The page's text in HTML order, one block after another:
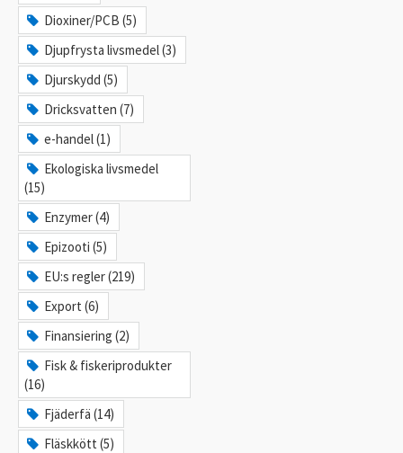
Dioxiner/PCB (5)
Djupfrysta livsmedel (3)
Djurskydd (5)
Dricksvatten (7)
e-handel (1)
Ekologiska livsmedel
(15)
Enzymer (4)
Epizooti (5)
EU:s regler (219)
Export (6)
Finansiering (2)
Fisk & fiskeriprodukter
(16)
Fjäderfä (14)
Fläskkött (5)